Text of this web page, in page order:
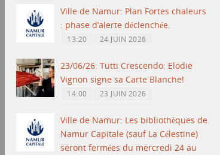
Ville de Namur: Plan Fortes chaleurs
: phase d’alerte déclenchée.
13:20 24 JUIN 2026
23/06/26: Tutti Crescendo: Elodie
Vignon signe sa Carte Blanche!
14:00 23 JUIN 2026
Ville de Namur: Les bibliothèques de
Namur Capitale (sauf La Célestine)
seront fermées du mercredi 24 au